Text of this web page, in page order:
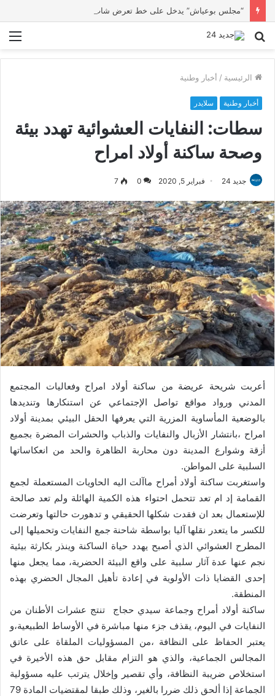
بحث
الرئيسية / أخبار وطنية
أخبار وطنية سلايدر
سطات: النفايات العشوائية تهدد بيئة
وصحة ساكنة أولاد امراح
جديد 24 فبراير 5, 2020 0
7
أعربت شريحة عريضة من ساكنة أولاد امراح وفعاليات المجتمع
المدني ورواد مواقع تواصل الإجتماعي عن استنكارها وتنديدها
بالوضعية المأساوية المزرية التي يعرفها الحقل البيئي بمدينة أولاد
امراح ،بانتشار الأزبال والنفايات والذباب والحشرات المضرة بجميع
أزقة وشوارع المدينة دون محاربة الظاهرة والحد من انعكاساتها
السلبية على المواطن.
واستغربت ساكنة أولاد أمراح ماآلت اليه الحاويات المستعملة لجمع
القمامة إد ام تعد تتحمل احتواء هذه الكمية الهائلة ولم تعد صالحة
للإستعمال بعد ان فقدت شكلها الحقيقي و تدهورت حالتها وتعرضت
للكسر ما يتعدر نقلها آليا بواسطة شاحنة جمع النفايات وتحميلها إلى
المطرح العشوائي الذي أصبح يهدد حياة الساكنة وينذر بكارثة بيئية
نجم عنها عدة آثار سلبية على واقع البيئة الحضرية، مما يجعل منها
إحدى القضايا ذات الأولوية في إعادة تأهيل المجال الحضري بهذه
المنطقة.
ساكنة أولاد أمراح وجماعة سيدي حجاج تنتج عشرات الأطنان من
النفايات في اليوم، يقذف جزء منها مباشرة في الأوساط الطبيعية،و
يعتبر الحفاظ على النظافة ،من المسؤوليات الملقاة على عاتق
المجالس الجماعية، والذي هو التزام مقابل حق هذه الأخيرة في
استخلاص ضريبة النظافة، وأي تقصير وإخلال يترتب عليه مسؤولية
الجماعة إذا ألحق ذلك ضررا بالغير، وذلك طبقا لمقتضيات المادة 79